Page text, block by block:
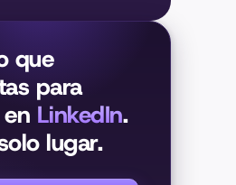
que
para
LinkedIn.
lugar.